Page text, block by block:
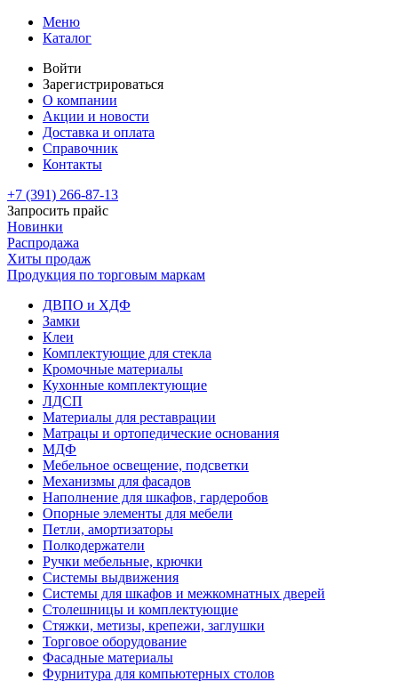
Меню
Каталог
Войти
Зарегистрироваться
О компании
Акции и новости
Доставка и оплата
Справочник
Контакты
+7 (391) 266-87-13
Запросить прайс
Новинки
Распродажа
Хиты продаж
Продукция по торговым маркам
ДВПО и ХДФ
Замки
Клеи
Комплектующие для стекла
Кромочные материалы
Кухонные комплектующие
ЛДСП
Материалы для реставрации
Матрацы и ортопедические основания
МДФ
Мебельное освещение, подсветки
Механизмы для фасадов
Наполнение для шкафов, гардеробов
Опорные элементы для мебели
Петли, амортизаторы
Полкодержатели
Ручки мебельные, крючки
Системы выдвижения
Системы для шкафов и межкомнатных дверей
Столешницы и комплектующие
Стяжки, метизы, крепежи, заглушки
Торговое оборудование
Фасадные материалы
Фурнитура для компьютерных столов